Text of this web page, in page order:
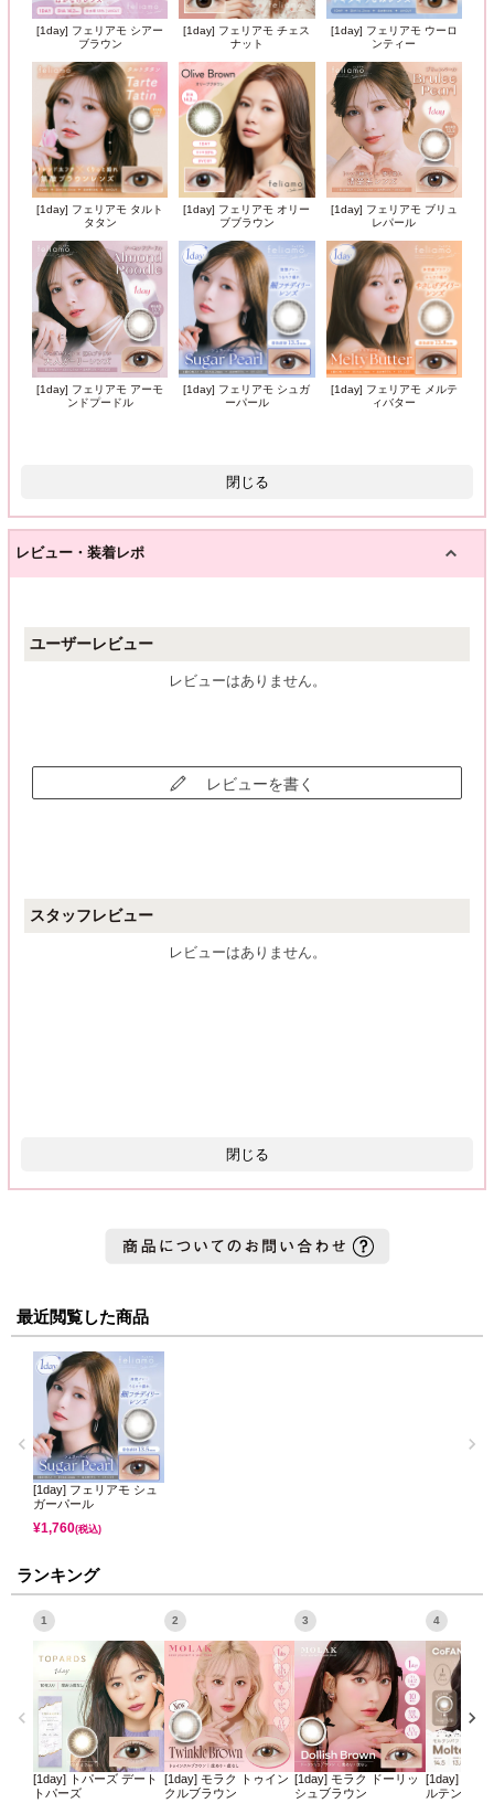
[1day] フェリアモ シアー
ブラウン
[1day] フェリアモ チェス
ナット
[1day] フェリアモ ウーロ
ンティー
[1day] フェリアモ タルト
タタン
[1day] フェリアモ オリー
ブブラウン
[1day] フェリアモ ブリュ
レパール
[1day] フェリアモ アーモ
ンドプードル
[1day] フェリアモ シュガ
ーパール
[1day] フェリアモ メルテ
ィバター
閉じる
レビュー・装着レポ
ユーザーレビュー
レビューはありません。
レビューを書く
スタッフレビュー
レビューはありません。
閉じる
最近閲覧した商品
[1day] フェリアモ シュ
ガーパール
¥1,760(税込)
ランキング
1
[1day] トパーズ デート
トパーズ
2
[1day] モラク トゥイン
クルブラウン
3
[1day] モラク ドーリッ
シュブラウン
4
[1day] コフ
ルテンパフ